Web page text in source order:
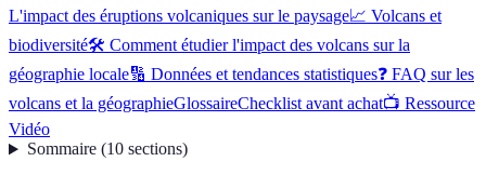
L'impact des éruptions volcaniques sur le paysage📈 Volcans et
biodiversité🛠️ Comment étudier l'impact des volcans sur la
géographie locale🔢 Données et tendances statistiques❓ FAQ sur les
volcans et la géographieGlossaireChecklist avant achat📺 Ressource
Vidéo
Sommaire(10 sections)